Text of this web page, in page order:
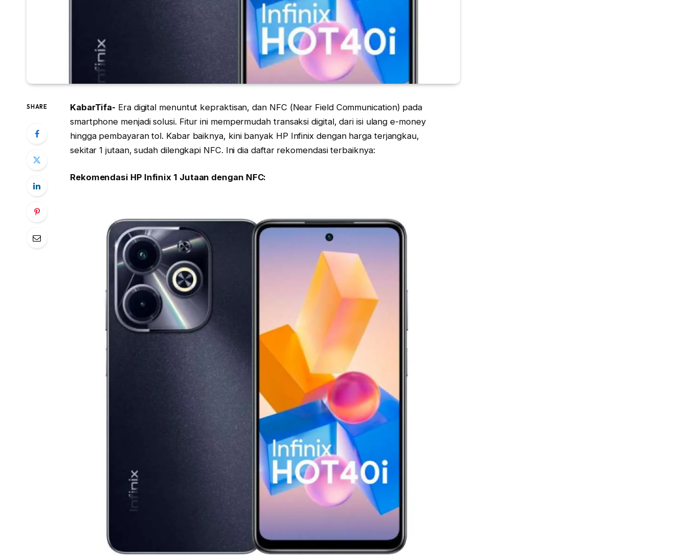
SHARE KabarTifa- Era digital menuntut kepraktisan, dan NFC (Near Field Communication) pada
smartphone menjadi solusi. Fitur ini mempermudah transaksi digital, dari isi ulang e-money
hingga pembayaran tol. Kabar baiknya, kini banyak HP Infinix dengan harga terjangkau,
sekitar 1 jutaan, sudah dilengkapi NFC. Ini dia daftar rekomendasi terbaiknya:
Rekomendasi HP Infinix 1 Jutaan dengan NFC: